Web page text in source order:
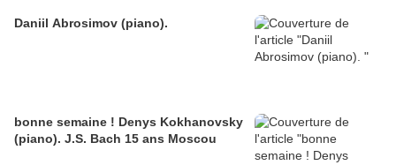
Daniil Abrosimov (piano).
bonne semaine ! Denys Kokhanovsky
(piano). J.S. Bach 15 ans Moscou